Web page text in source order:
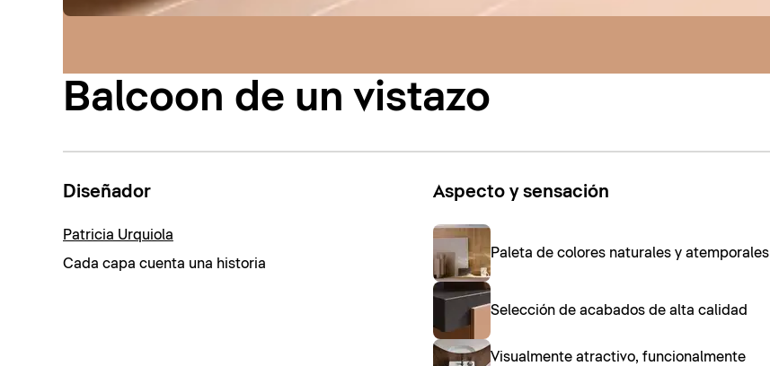
Balcoon de un vistazo
Diseñador
Patricia Urquiola
Cada capa cuenta una historia
Aspecto y sensación
Paleta de colores naturales y atemporales
Selección de acabados de alta calidad
Visualmente atractivo, funcionalmente